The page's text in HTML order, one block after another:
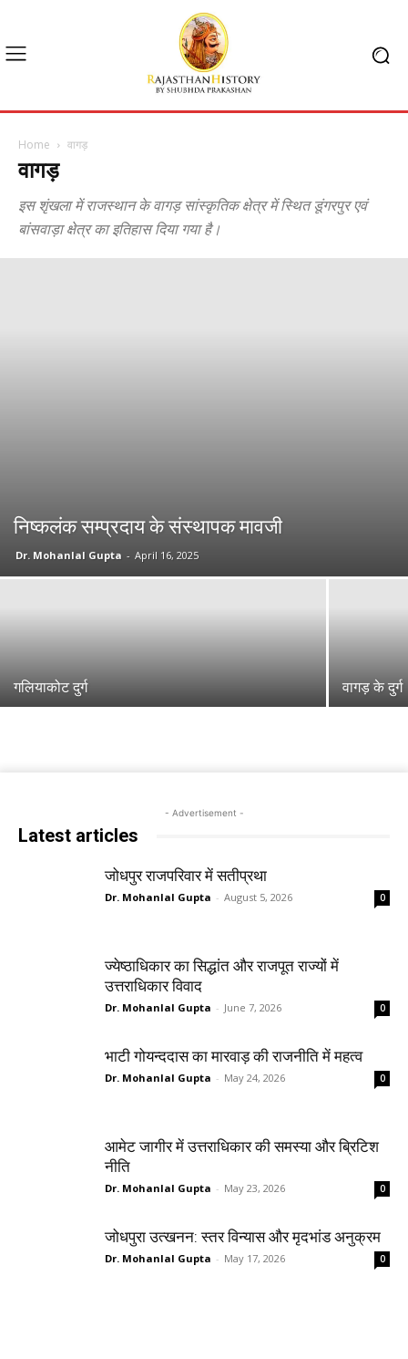
Home वागड़
वागड़
इस शृंखला में राजस्थान के वागड़ सांस्कृतिक क्षेत्र में स्थित डूंगरपुर एवं
बांसवाड़ा क्षेत्र का इतिहास दिया गया है।
निष्कलंक सम्प्रदाय के संस्थापक मावजी
Dr. Mohanlal Gupta - April 16, 2025
गलियाकोट दुर्ग वागड़ के दुर्ग
- Advertisement -
Latest articles
जोधपुर राजपरिवार में सतीप्रथा
Dr. Mohanlal Gupta - August 5, 2026 0
ज्येष्ठाधिकार का सिद्धांत और राजपूत राज्यों में
उत्तराधिकार विवाद
Dr. Mohanlal Gupta - June 7, 2026 0
भाटी गोयन्ददास का मारवाड़ की राजनीति में महत्व
Dr. Mohanlal Gupta - May 24, 2026 0
आमेट जागीर में उत्तराधिकार की समस्या और ब्रिटिश
नीति
Dr. Mohanlal Gupta - May 23, 2026 0
जोधपुरा उत्खनन: स्तर विन्यास और मृदभांड अनुक्रम
Dr. Mohanlal Gupta - May 17, 2026 0